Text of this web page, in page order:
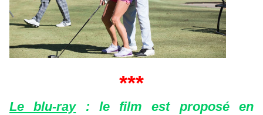
***
Le blu-ray: le film est proposé en